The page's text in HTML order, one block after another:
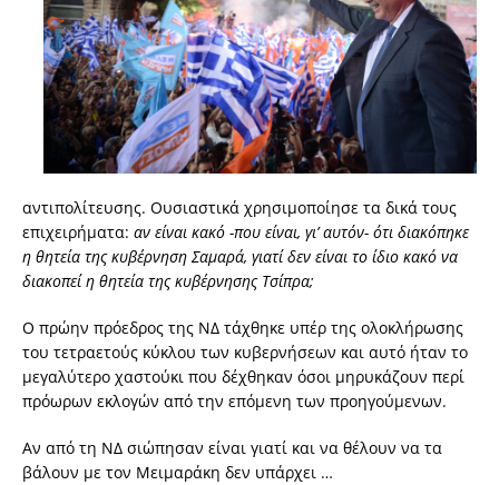
αντιπολίτευσης. Ουσιαστικά χρησιμοποίησε τα δικά τους
επιχειρήματα: αν είναι κακό -που είναι, γι’ αυτόν- ότι διακόπηκε
η θητεία της κυβέρνηση Σαμαρά, γιατί δεν είναι το ίδιο κακό να
διακοπεί η θητεία της κυβέρνησης Τσίπρα;
Ο πρώην πρόεδρος της ΝΔ τάχθηκε υπέρ της ολοκλήρωσης
του τετραετούς κύκλου των κυβερνήσεων και αυτό ήταν το
μεγαλύτερο χαστούκι που δέχθηκαν όσοι μηρυκάζουν περί
πρόωρων εκλογών από την επόμενη των προηγούμενων.
Αν από τη ΝΔ σιώπησαν είναι γιατί και να θέλουν να τα
βάλουν με τον Μειμαράκη δεν υπάρχει …